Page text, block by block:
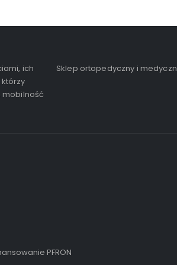
ich
Sklep ortopedyczny i
PFRON